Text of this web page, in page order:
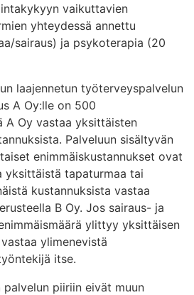
vaikuttavien
yhteydessä annettu
sairaus) ja psykoterapia (20
laajennetun työterveyspalvelun
A Oy:lle on 500
A Oy vastaa yksittäisten
Palveluun sisältyvän
enimmäiskustannukset ovat
yksittäistä tapaturmaa tai
kustannuksista vastaa
B Oy. Jos sairaus- ja
ylittyy yksittäisen
ylimenevistä
itse.
palvelun piiriin eivät muun